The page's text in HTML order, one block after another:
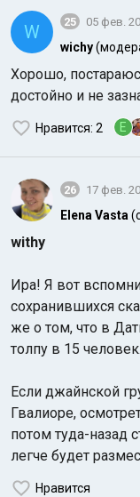
W 25 05 фев.
wichy
Хорошо,
достойно и не
Нравится: 2 E
26 17 фев.
Elena Vasta
withy
Ира! Я вот
сохранившихся
же о том, что в
толпу в 15 человек.
Если джайнской
Гвалиоре,
потом туда-назад
легче будет
Нравится